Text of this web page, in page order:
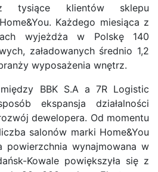
tysiące klientów sklepu
Każdego miesiąca z
wyjeżdża w Polskę 140
załadowanych średnio 1,2
wyposażenia wnętrz.
BBK S.A a 7R Logistic
ekspansja działalności
dewelopera. Od momentu
salonów marki Home&You
powierzchnia wynajmowana w
Kowale powiększyła się z